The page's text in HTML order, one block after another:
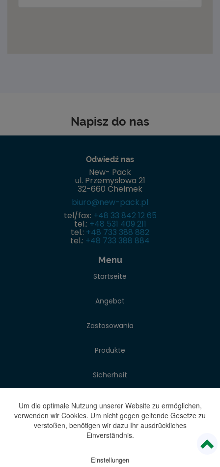
Napisz do nas
Odwiedź nas
New- Pack
ul. Przemysłowa 21
32-660 Chełmek
biuro@new-pack.pl
tel/fax: +48 33 842 12 65
tel.: +48 531 409 211
tel.: +48 733 388 882
tel.: +48 733 388 884
Menu
Startseite
Angebot
Zastosowania
Produkte
Sicherheit
Blog
Um die optimale Nutzung unserer Website zu ermöglichen,
verwenden wir Cookies. Um nicht gegen geltende Gesetze zu
verstoßen, benötigen wir dazu Ihr ausdrückliches
Einverständnis.
Einstellungen